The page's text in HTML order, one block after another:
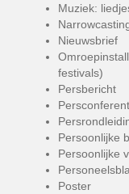
Muziek:
Nieuwsbrief
festivals)
Persbericht
Persoonlijke
Persoonlijke
Poster